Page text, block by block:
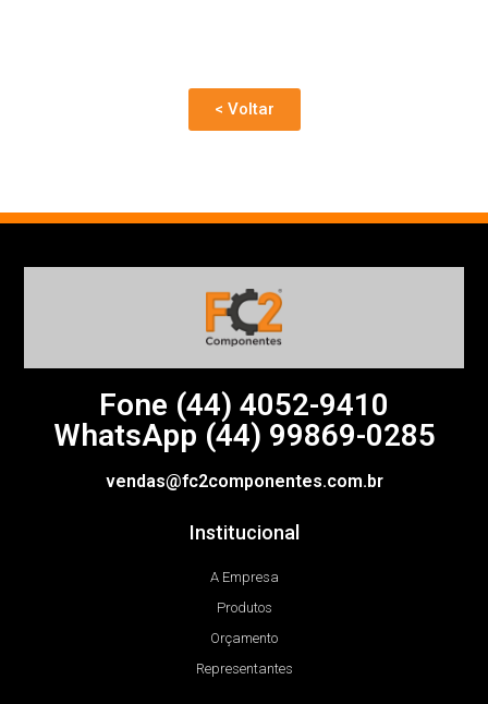
< Voltar
Fone (44) 4052-9410
WhatsApp (44) 99869-0285
vendas@fc2componentes.com.br
Institucional
A Empresa
Produtos
Orçamento
Representantes